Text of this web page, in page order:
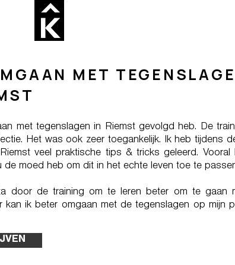
MET
met tegenslagen in Riemst gevolgd heb. De
Het was ook zeer toegankelijk. Ik heb tijdens
veel praktische tips & tricks geleerd. Vooral
moed heb om dit in het echte leven toe te
door de training om te leren beter om te gaan
kan ik beter omgaan met de tegenslagen op mijn